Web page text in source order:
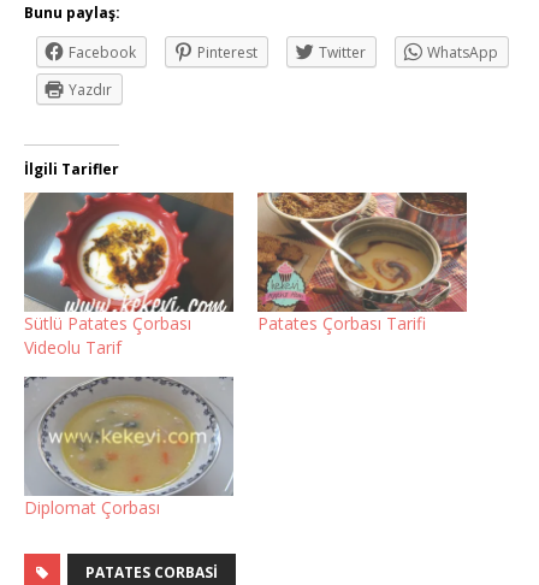
Bunu paylaş:
Facebook
Pinterest Twitter
WhatsApp
Yazdır
İlgili Tarifler
Sütlü Patates Çorbası
Videolu Tarif
Patates Çorbası Tarifi
Diplomat Çorbası
PATATES CORBASI